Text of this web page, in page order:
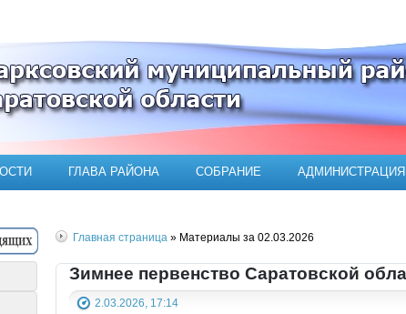
сайт Марксовского муниципального
ГЛАВА РАЙОНА СОБРАНИЕ АДМИНИСТРАЦИЯ
Главная страница » Материалы за 02.03.2026
Зимнее первенство Саратовской
2.03.2026, 17:14